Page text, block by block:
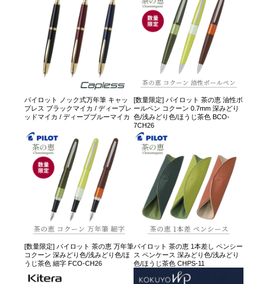
パイロット ノック式万年筆 キャッ
プレス ブラックマイカ / ディープレ
ッドマイカ / ディープブルーマイカ
[数量限定] パイロット 茶の恵 油性ボ
ールペン コクーン 0.7mm 深みどり
色/浅みどり色/ほうじ茶色 BCO-
7CH26
[数量限定] パイロット 茶の恵 万年筆
コクーン 深みどり色/浅みどり色/ほ
うじ茶色 細字 FCO-CH26
パイロット 茶の恵 1本差し ペンシー
ス ペンケース 深みどり色/浅みどり
色/ほうじ茶色 CHPS-11